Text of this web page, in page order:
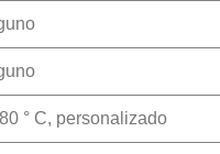
° C, personalizado